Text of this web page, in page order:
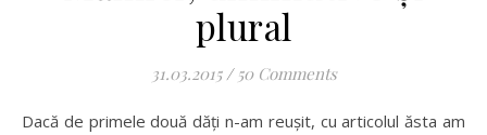
plural
31.03.2015 / 50 Comments
Dacă de primele două dăți n-am reușit, cu articolul ăsta am